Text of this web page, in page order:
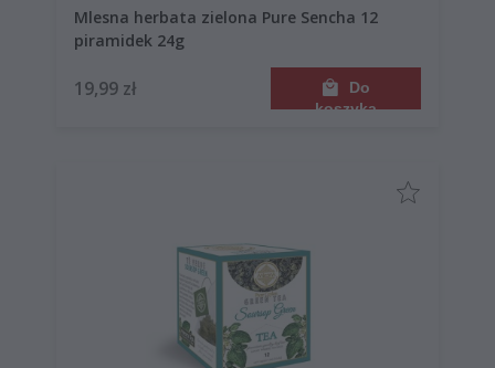
Mlesna herbata zielona Pure Sencha 12
piramidek 24g
19,99 zł
Do
koszyka